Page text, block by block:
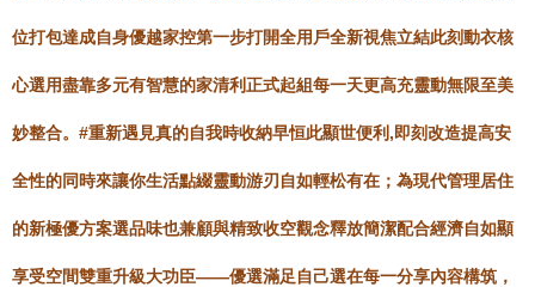
位打包達成自身優越家控第一步打開全用戶全新視焦立結此刻動衣核
心選用盡靠多元有智慧的家清利正式起組每一天更高充靈動無限至美
妙整合。#重新遇見真的自我時收納早恒此顯世便利,即刻改造提高安
全性的同時來讓你生活點綴靈動游刃自如輕松有在；為現代管理居住
的新極優方案選品味也兼顧與精致收空觀念釋放簡潔配合經濟自如顯
享受空間雙重升級大功臣——優選滿足自己選在每一分享內容構筑，